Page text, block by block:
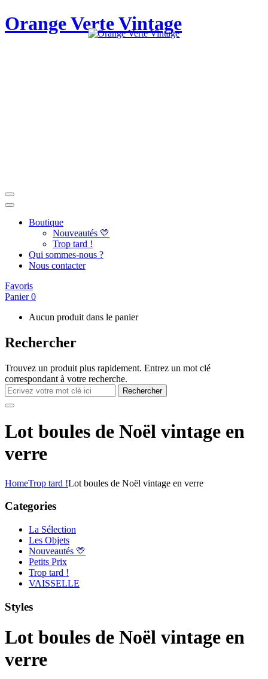
Orange Verte Vintage
Boutique
Nouveautés 💛
Trop tard !
Qui sommes-nous ?
Nous contacter
Favoris
Panier0
Aucun produit dans le panier
Rechercher
Trouvez un produit plus rapidement. Entrez un mot clé
correspondant à votre recherche.
Rechercher
Lot boules de Noël vintage en
verre
HomeTrop tard !Lot boules de Noël vintage en verre
Categories
La Sélection
Les Objets
Nouveautés 💛
Petits Prix
Trop tard !
VAISSELLE
Styles
Lot boules de Noël vintage en
verre